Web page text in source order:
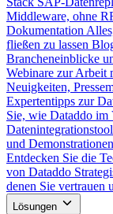
Middleware, ohne
Dokumentation
fließen zu lassen
Brancheneinblicke
Webinare zur Arbeit
Neuigkeiten,
Expertentipps zur
Sie, wie Dataddo im
und
Entdecken Sie die
von Dataddo
denen Sie vertrauen
Lösungen